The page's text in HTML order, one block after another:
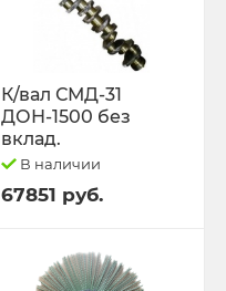
К/вал СМД-31
ДОН-1500 без
вклад.
В наличии
67851 руб.